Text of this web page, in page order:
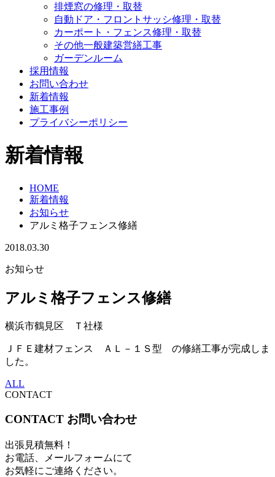
排煙窓の修理・取替
自動ドア・フロントサッシ修理・取替
カーポート・フェンス修理・取替
その他一般建築営繕工事
ガーデンルーム
採用情報
お問い合わせ
新着情報
施工事例
プライバシーポリシー
新着情報
HOME
新着情報
お知らせ
アルミ格子フェンス修繕
2018.03.30
お知らせ
アルミ格子フェンス修繕
横浜市鶴見区 Ｔ社様
ＪＦＥ建材フェンス ＡＬ－１Ｓ型 の修繕工事が完成しま
した。
ALL
CONTACT
CONTACT お問い合わせ
出張見積無料！
お電話、メールフォームにて
お気軽にご連絡ください。